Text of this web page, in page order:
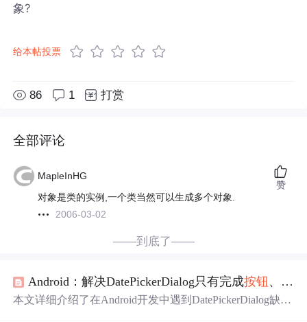
象?
给本帖投票
86 1 打赏
全部评论
MapleInHG
对象是类的实例,一个类当然可以生成多个对象.
2006-03-02
赞
——到底了——
Android：解决DatePickerDialog只有完成按钮 、没有取消
本文详细介绍了在Android开发中遇到DatePickerDialog缺少